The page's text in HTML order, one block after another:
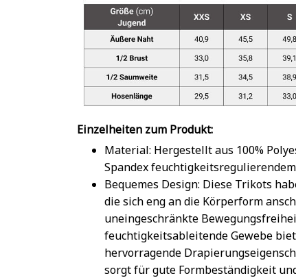
Einzelheiten zum Produkt:
Material: Hergestellt aus 100%
Spandex
Bequemes Design: Diese Trikots
die sich eng an die Körperform
uneingeschränkte
feuchtigkeitsableitende Gewebe
hervorragende
sorgt für gute Formbeständigkeit